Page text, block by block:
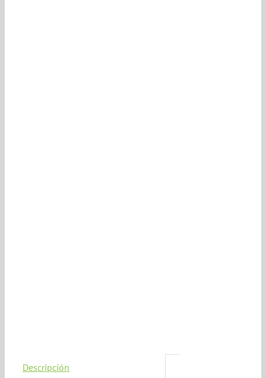
Descripción